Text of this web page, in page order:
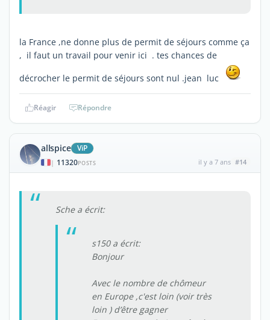
la France ,ne donne plus de permit de séjours comme ça
, il faut un travail pour venir ici . tes chances de
décrocher le permit de séjours sont nul .jean luc
Réagir Répondre
allspice ViP
| 11320POSTS il y a 7 ans #14
Sche a écrit:
s150 a écrit:
Bonjour
Avec le nombre de chômeur
en Europe ,c'est loin (voir très
loin ) d’être gagner